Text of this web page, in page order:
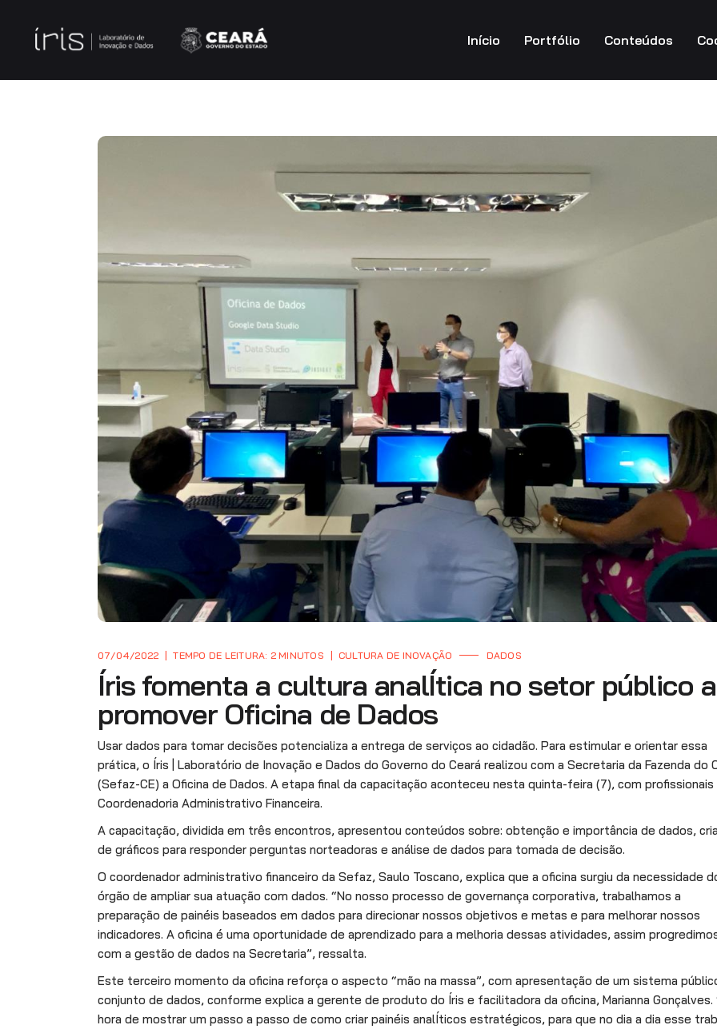
Início Portfólio Conteúdos
07/04/2022 TEMPO DE LEITURA: 2 MINUTOS CULTURA DE INOVAÇÃO DADOS
Íris fomenta a cultura analÍtica no setor público
promover Oficina de Dados
Usar dados para tomar decisões potencializa a entrega de serviços ao cidadão. Para estimular e orientar essa
prática, o Íris | Laboratório de Inovação e Dados do Governo do Ceará realizou com a Secretaria da Fazenda do
(Sefaz-CE) a Oficina de Dados. A etapa final da capacitação aconteceu nesta quinta-feira (7), com profissionais
Coordenadoria Administrativo Financeira.
A capacitação, dividida em três encontros, apresentou conteúdos sobre: obtenção e importância de dados,
de gráficos para responder perguntas norteadoras e análise de dados para tomada de decisão.
O coordenador administrativo financeiro da Sefaz, Saulo Toscano, explica que a oficina surgiu da necessidade
órgão de ampliar sua atuação com dados. “No nosso processo de governança corporativa, trabalhamos a
preparação de painéis baseados em dados para direcionar nossos objetivos e metas e para melhorar nossos
indicadores. A oficina é uma oportunidade de aprendizado para a melhoria dessas atividades, assim
com a gestão de dados na Secretaria”, ressalta.
Este terceiro momento da oficina reforça o aspecto “mão na massa”, com apresentação de um sistema
conjunto de dados, conforme explica a gerente de produto do Íris e facilitadora da oficina, Marianna Gonçalves.
hora de mostrar um passo a passo de como criar painéis analÍticos estratégicos, para que no dia a dia esse